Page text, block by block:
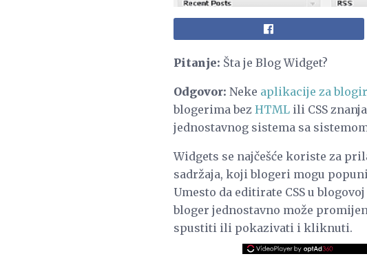
Pitanje: Šta je Blog Widget?
Odgovor: Neke aplikacije za
blogerima bez HTML ili CSS
jednostavnog sistema sa
Widgets se najčešće koriste za
sadržaja, koji blogeri mogu
Umesto da editirate CSS u blogovoj
bloger jednostavno može
spustiti ili pokazivati ​​i kliknuti.